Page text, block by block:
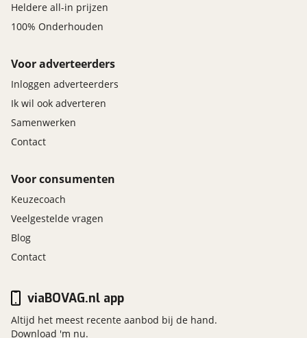
Heldere all-in prijzen
100% Onderhouden
Voor adverteerders
Inloggen adverteerders
Ik wil ook adverteren
Samenwerken
Contact
Voor consumenten
Keuzecoach
Veelgestelde vragen
Blog
Contact
viaBOVAG.nl app
Altijd het meest recente aanbod bij de hand.
Download 'm nu.